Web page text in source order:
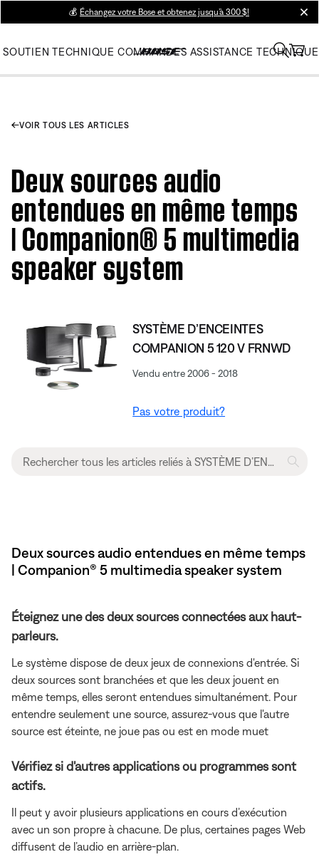
💰 Échangez votre Bose et obtenez jusqu’à 300 $!
SOUTIEN TECHNIQUE COMMANDES ASSISTANCE TECHNIQUE
VOIR TOUS LES ARTICLES
Deux sources audio
entendues en même temps
| Companion® 5 multimedia
speaker system
SYSTÈME D’ENCEINTES
COMPANION 5 120 V FRNWD
Vendu entre 2006 - 2018
Pas votre produit?
Deux sources audio entendues en même temps
| Companion® 5 multimedia speaker system
Éteignez une des deux sources connectées aux haut-
parleurs.
Le système dispose de deux jeux de connexions d'entrée. Si
deux sources sont branchées et que les deux jouent en
même temps, elles seront entendues simultanément. Pour
entendre seulement une source, assurez-vous que l'autre
source est éteinte, ne joue pas ou est en mode muet
Vérifiez si d'autres applications ou programmes sont
actifs.
Il peut y avoir plusieurs applications en cours d’exécution
avec un son propre à chacune. De plus, certaines pages Web
diffusent de l’audio en arrière-plan.